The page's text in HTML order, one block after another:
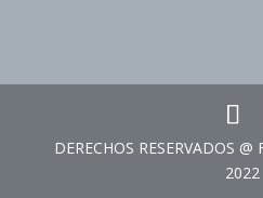
DERECHOS RESERVADOS @
2022